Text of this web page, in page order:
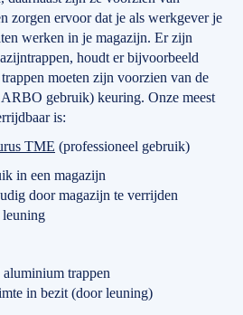
zorgen ervoor dat je als werkgever je
werken in je magazijn. Er zijn
houdt er bijvoorbeeld
moeten zijn voorzien van de
gebruik) keuring. Onze meest
is:
TME (professioneel gebruik)
in een magazijn
door magazijn te verrijden
leuning
trappen
in bezit (door leuning)